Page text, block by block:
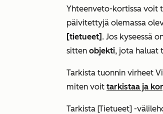
Yhteenveto-kortissa voit
päivitettyjä olemassa
[tietueet] . Jos kyseessä
sitten objekti, jota haluat
Tarkista tuonnin virheet
miten voit tarkistaa ja
Tarkista [Tietueet] -